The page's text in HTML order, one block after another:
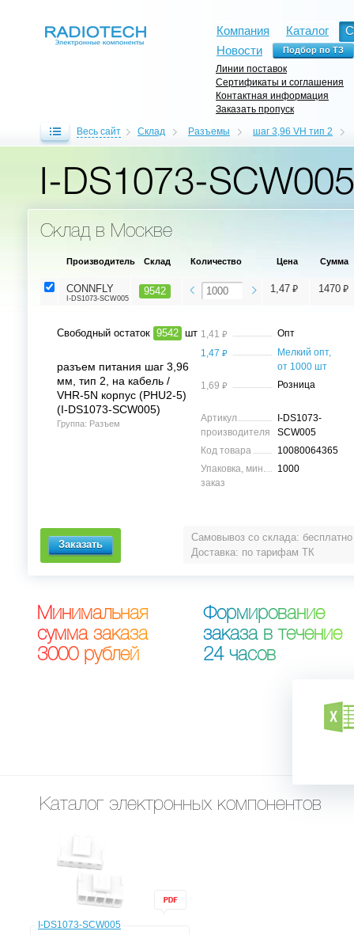
Компания Каталог
Новости
Линии поставок
Сертификаты и соглашения
Контактная информация
Заказать пропуск
Весь сайт Склад Разъемы шаг 3,96 VH тип 2
I-DS1073-SCW005
Склад в Москве
Самовывоз со склада: бесплатно
Доставка: по тарифам ТК
Производитель Склад Количество Цена Сумма
CONNFLY
I-DS1073-SCW005
9542 1,47 ⃏ 1470 ⃏
Свободный остаток 9542 шт
разъем питания шаг 3,96
мм, тип 2, на кабель /
VHR-5N корпус (PHU2-5)
(I-DS1073-SCW005)
Группа: Разъем
1,41 ⃏
Опт
1,47 ⃏
Мелкий опт,
от 1000 шт
1,69 ⃏ Розница
Артикул
производителя
I-DS1073-
SCW005
Код товара
10080064365
Упаковка, мин.
заказ
1000
Минимальная
сумма заказа
3000 рублей
Формирование
заказа в течение
24 часов
Каталог электронных компонентов
I-DS1073-SCW005